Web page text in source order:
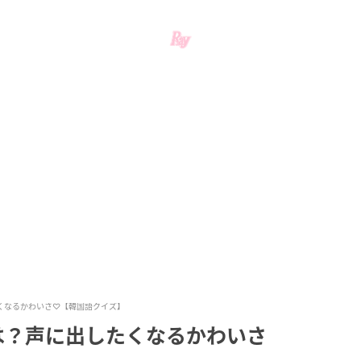
るかわいさ♡【韓国語クイズ】
声に出したくなるかわいさ